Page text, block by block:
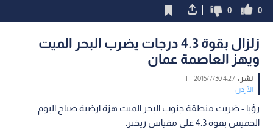
0
0
زلزال بقوة 4.3 درجات يضرب البحر الميت
ويهز العاصمة عمان
نشر :4:27 2015/7/30
|
الأردن
رؤيا - ضربت منطقة جنوب البحر الميت هزة ارضية صباح اليوم
الخميس بقوة 4.3 على مقياس ريختر.